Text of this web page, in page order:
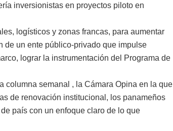
inversionistas en proyectos piloto en
logísticos y zonas francas, para aumentar
de un ente público-privado que impulse
lograr la instrumentación del Programa de
columna semanal , la Cámara Opina en la que
de renovación institucional, los panameños
país con un enfoque claro de lo que